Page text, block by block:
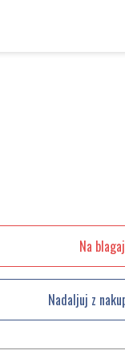
Na
Nadaljuj z